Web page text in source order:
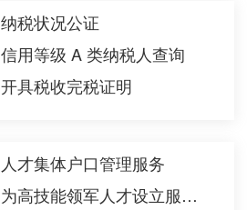
纳税状况公证
信用等级 A 类纳税人查询
开具税收完税证明
人才集体户口管理服务
为高技能领军人才设立服务窗口、提出相关服务申请